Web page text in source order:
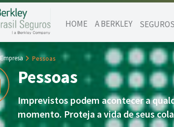
HOME A BERKLEY SEGUROS
Empresa Pessoas
Pessoas
Imprevistos podem acontecer a
momento. Proteja a vida de seus